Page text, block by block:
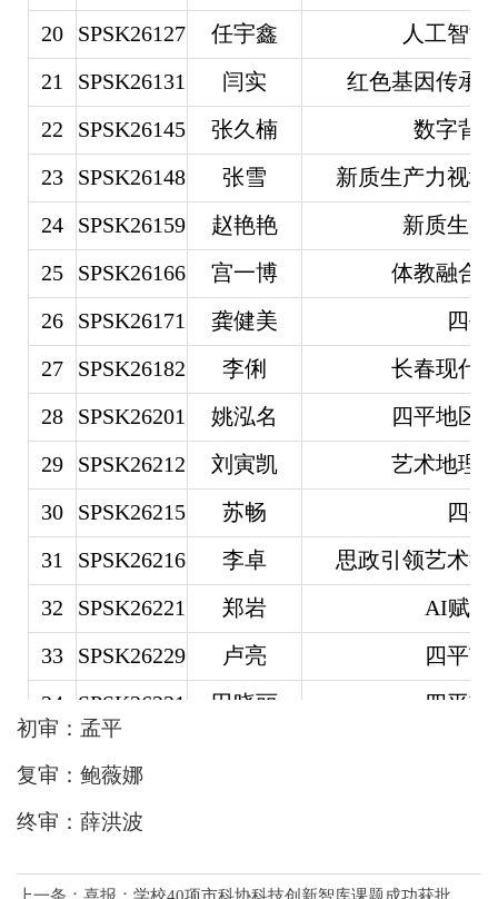
20
SPSK26127 任宇鑫
人工智
21
SPSK26131 闫实
红色基因传承
22
SPSK26145 张久楠
数字背
23
SPSK26148 张雪
新质生产力视
24
SPSK26159 赵艳艳
新质生
25
SPSK26166 宫一博
体教融合
26
SPSK26171 龚健美
四
27
SPSK26182 李俐
长春现代
28
SPSK26201 姚泓名
四平地区
29
SPSK26212 刘寅凯
艺术地理
30
SPSK26215 苏畅
四
31
SPSK26216 李卓
思政引领艺术
32
SPSK26221 郑岩
AI赋能
33
SPSK26229 卢亮
四平
34
SPSK26231 田晓丽
四平
初审：孟平
复审： 鲍薇娜
终审： 薛洪波